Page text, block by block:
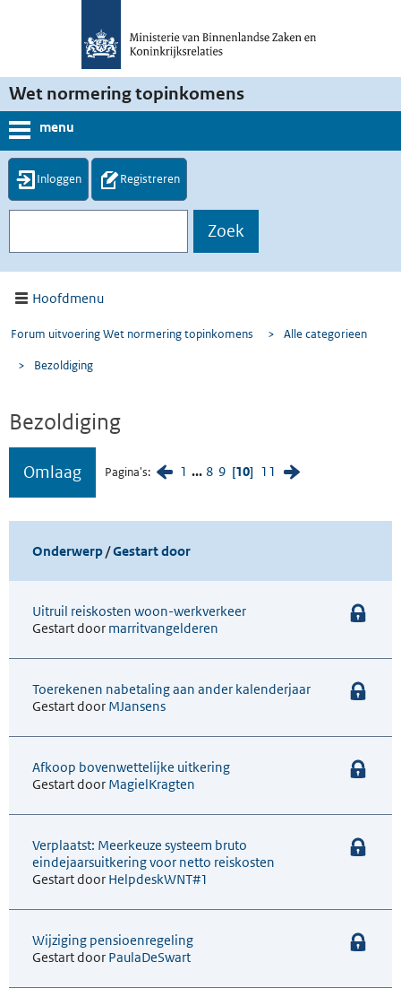
Wet normering topinkomens
menu
Inloggen Registreren
Hoofdmenu
Forum uitvoering Wet normering topinkomens > Alle categorieen
> Bezoldiging
Bezoldiging
Omlaag Pagina's 1 ... 8 9 10 11
Onderwerp/Gestart door
Uitruil reiskosten woon-werkverkeer
Gestart door marritvangelderen
Toerekenen nabetaling aan ander kalenderjaar
Gestart door MJansens
Afkoop bovenwettelijke uitkering
Gestart door MagielKragten
Verplaatst: Meerkeuze systeem bruto
eindejaarsuitkering voor netto reiskosten
Gestart door HelpdeskWNT#1
Wijziging pensioenregeling
Gestart door PaulaDeSwart